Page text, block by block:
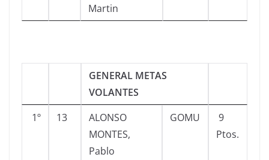
Martin
GENERAL METAS
VOLANTES
1º
13
ALONSO
MONTES,
Pablo
GOMU
9
Ptos.